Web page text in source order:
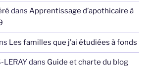
dans Apprentissage d’apothicaire à
Les familles que j’ai étudiées à fonds
LERAYdans Guide et charte du blog